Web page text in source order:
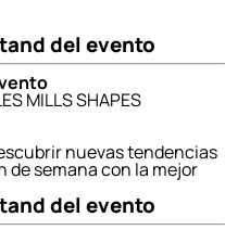
del evento
MILLS SHAPES
nuevas tendencias
de semana con la mejor
del evento